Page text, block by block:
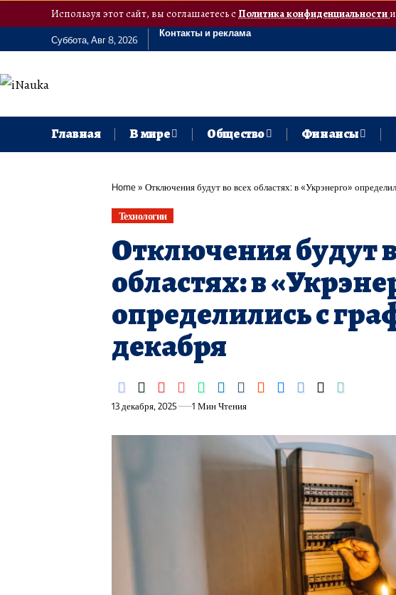
Используя этот сайт, вы соглашаетесь сПолитика конфиденциальностии
Суббота, Авг 8, 2026
Контакты и реклама
Главная В мире Общество Финансы
Home» Отключения будут во всех областях: в «Укрэнерго»
Технологии
Отключения будут
областях: в
определились с
декабря
13 декабря, 2025 1 Мин Чтения